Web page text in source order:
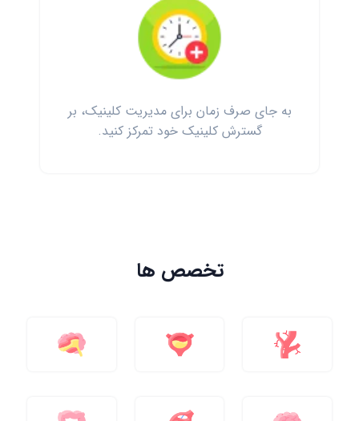
به جای صرف زمان برای مدیریت کلینیک، بر
گسترش کلینیک خود تمرکز کنید.
تخصص ها